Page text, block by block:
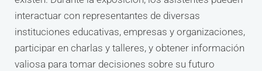
interactuar con representantes de diversas
instituciones educativas, empresas y organizaciones,
participar en charlas y talleres, y obtener información
valiosa para tomar decisiones sobre su futuro